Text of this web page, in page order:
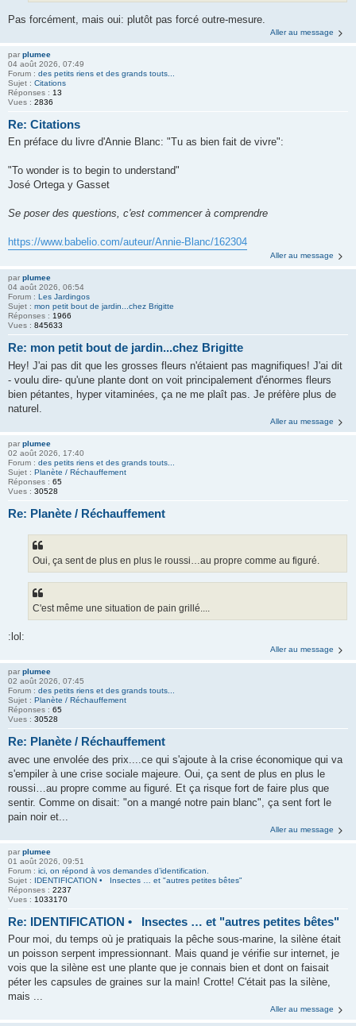
Pas forcément, mais oui: plutôt pas forcé outre-mesure.
Aller au message
par plumee
04 août 2026, 07:49
Forum : des petits riens et des grands touts...
Sujet : Citations
Réponses : 13
Vues : 2836
Re: Citations
En préface du livre d'Annie Blanc: "Tu as bien fait de vivre":
"To wonder is to begin to understand"
José Ortega y Gasset
Se poser des questions, c'est commencer à comprendre
https://www.babelio.com/auteur/Annie-Blanc/162304
Aller au message
par plumee
04 août 2026, 06:54
Forum : Les Jardingos
Sujet : mon petit bout de jardin...chez Brigitte
Réponses : 1966
Vues : 845633
Re: mon petit bout de jardin...chez Brigitte
Hey! J'ai pas dit que les grosses fleurs n'étaient pas magnifiques! J'ai dit
- voulu dire- qu'une plante dont on voit principalement d'énormes fleurs
bien pétantes, hyper vitaminées, ça ne me plaît pas. Je préfère plus de
naturel.
Aller au message
par plumee
02 août 2026, 17:40
Forum : des petits riens et des grands touts...
Sujet : Planète / Réchauffement
Réponses : 65
Vues : 30528
Re: Planète / Réchauffement
Oui, ça sent de plus en plus le roussi…au propre comme au figuré.
C'est même une situation de pain grillé....
:lol:
Aller au message
par plumee
02 août 2026, 07:45
Forum : des petits riens et des grands touts...
Sujet : Planète / Réchauffement
Réponses : 65
Vues : 30528
Re: Planète / Réchauffement
avec une envolée des prix....ce qui s'ajoute à la crise économique qui va
s'empiler à une crise sociale majeure. Oui, ça sent de plus en plus le
roussi…au propre comme au figuré. Et ça risque fort de faire plus que
sentir. Comme on disait: "on a mangé notre pain blanc", ça sent fort le
pain noir et...
Aller au message
par plumee
01 août 2026, 09:51
Forum : ici, on répond à vos demandes d’identification.
Sujet : IDENTIFICATION • Insectes … et "autres petites bêtes"
Réponses : 2237
Vues : 1033170
Re: IDENTIFICATION • Insectes … et "autres petites bêtes"
Pour moi, du temps où je pratiquais la pêche sous-marine, la silène était
un poisson serpent impressionnant. Mais quand je vérifie sur internet, je
vois que la silène est une plante que je connais bien et dont on faisait
péter les capsules de graines sur la main! Crotte! C'était pas la silène,
mais ...
Aller au message